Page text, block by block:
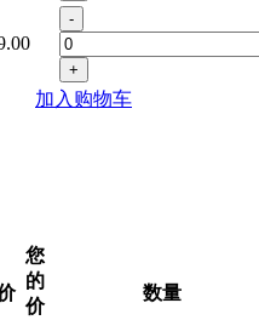
-
+
加入购物车
您
的
价
数量